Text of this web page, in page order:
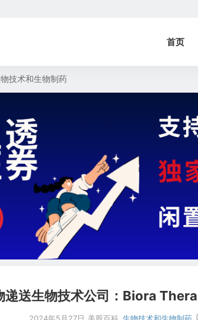
首页
技术和生物制药
递送生物技术公司：Biora